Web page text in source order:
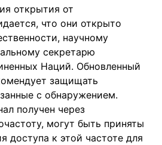
открытия от
что они открыто
научному
секретарю
Наций. Обновленный
защищать
с обнаружением.
получен через
могут быть приняты
доступа к этой частоте для